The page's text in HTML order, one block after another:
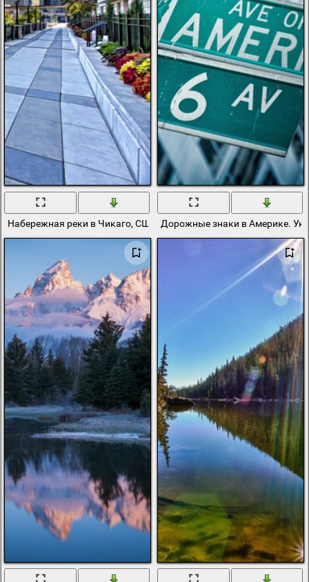
Набережная реки в Чикаго, США Дорожные знаки в Америке.